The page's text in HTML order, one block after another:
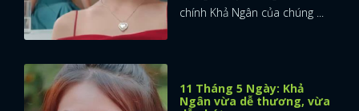
chính Khả Ngân của chúng ...
11 Tháng 5 Ngày: Khả
Ngân vừa dễ thương, vừa